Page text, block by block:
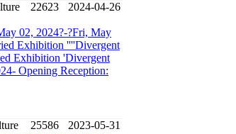
22623 2024-04-26
02, 2024?-?Fri, May
Exhibition ''''Divergent
Exhibition 'Divergent
Opening Reception:
25586
2023-05-31